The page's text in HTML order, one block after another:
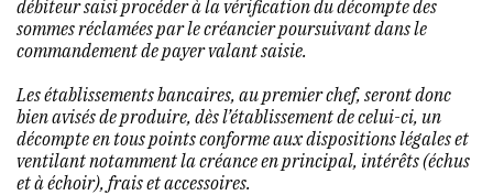
débiteur saisi procéder à la vérification du décompte des
sommes réclamées par le créancier poursuivant dans le
commandement de payer valant saisie.
Les établissements bancaires, au premier chef, seront donc
bien avisés de produire, dès l’établissement de celui-ci, un
décompte en tous points conforme aux dispositions légales et
ventilant notamment la créance en principal, intérêts (échus
et à échoir), frais et accessoires.